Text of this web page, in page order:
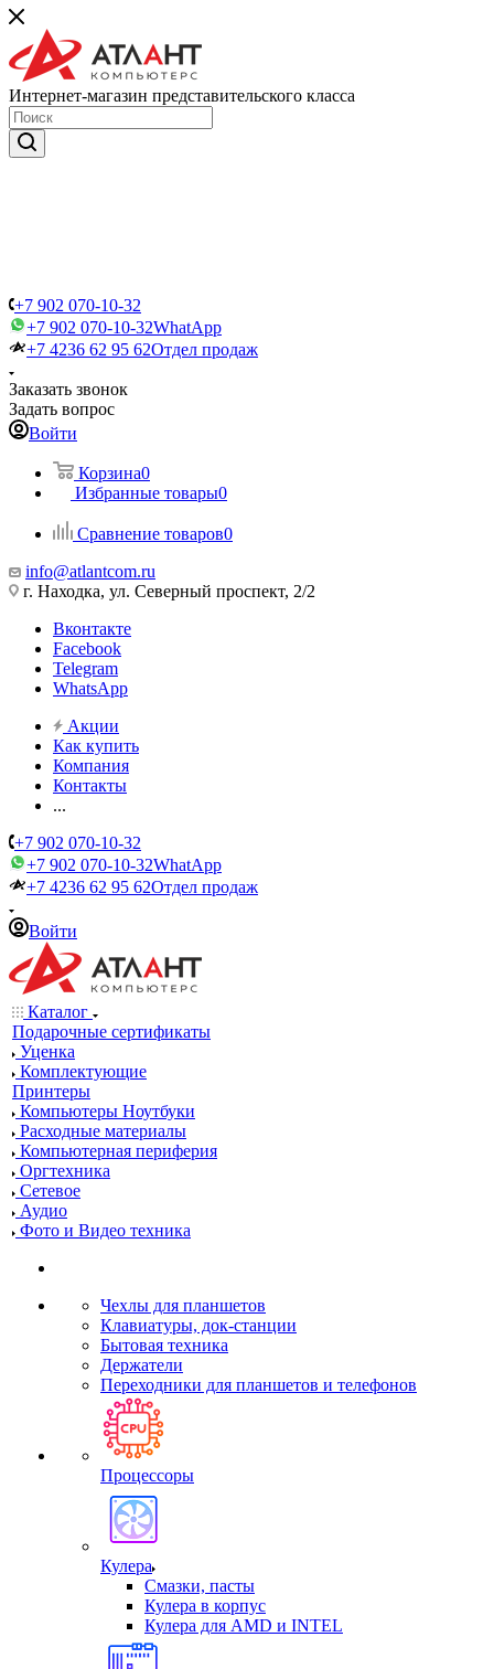
Интернет-магазин представительского класса
+7 902 070-10-32
+7 902 070-10-32WhatApp
+7 4236 62 95 62Отдел продаж
Заказать звонок
Задать вопрос
Войти
Корзина0
Избранные товары0
Сравнение товаров0
info@atlantcom.ru
г. Находка, ул. Северный проспект, 2/2
Вконтакте
Facebook
Telegram
WhatsApp
Акции
Как купить
Компания
Контакты
...
+7 902 070-10-32
+7 902 070-10-32WhatApp
+7 4236 62 95 62Отдел продаж
Войти
Каталог
Подарочные сертификаты
Уценка
Комплектующие
Принтеры
Компьютеры Ноутбуки
Расходные материалы
Компьютерная периферия
Оргтехника
Сетевое
Аудио
Фото и Видео техника
Чехлы для планшетов
Клавиатуры, док-станции
Бытовая техника
Держатели
Переходники для планшетов и телефонов
Процессоры
Кулера
Смазки, пасты
Кулера в корпус
Кулера для AMD и INTEL